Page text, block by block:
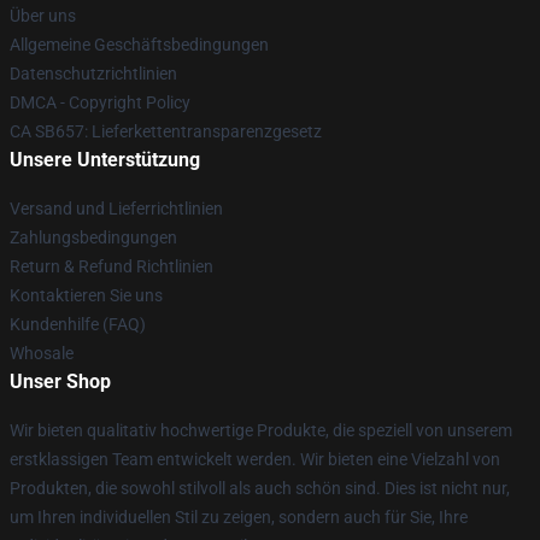
Über uns
Allgemeine Geschäftsbedingungen
Datenschutzrichtlinien
DMCA - Copyright Policy
CA SB657: Lieferkettentransparenzgesetz
Unsere Unterstützung
Versand und Lieferrichtlinien
Zahlungsbedingungen
Return & Refund Richtlinien
Kontaktieren Sie uns
Kundenhilfe (FAQ)
Whosale
Unser Shop
Wir bieten qualitativ hochwertige Produkte, die speziell von unserem
erstklassigen Team entwickelt werden. Wir bieten eine Vielzahl von
Produkten, die sowohl stilvoll als auch schön sind. Dies ist nicht nur,
um Ihren individuellen Stil zu zeigen, sondern auch für Sie, Ihre